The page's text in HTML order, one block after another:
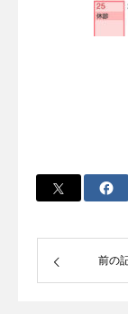
前の